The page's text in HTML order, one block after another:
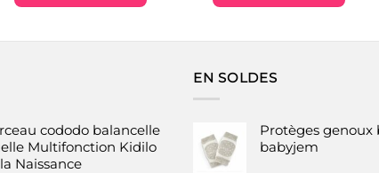
options
peuvent
être
options
peuvent
cododo balancelle
Multifonction Kidilo
Naissance
EN SOLDES
Protèges genoux
babyjem